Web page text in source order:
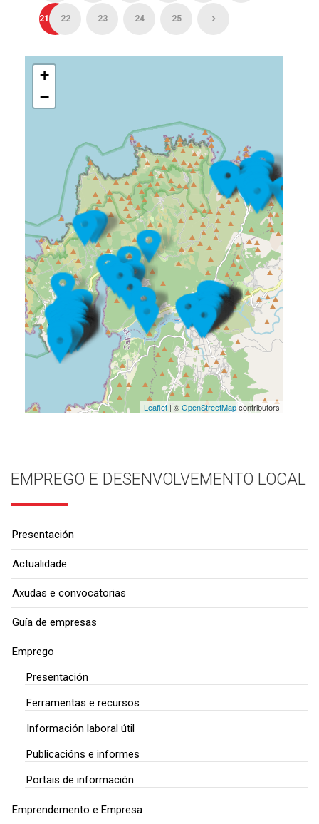
21 22 23 24 25
+
−
Leaflet| ©OpenStreetMapcontributors
EMPREGO E DESENVOLVEMENTO LOCAL
Presentación
Actualidade
Axudas e convocatorias
Guía de empresas
Emprego
Presentación
Ferramentas e recursos
Información laboral útil
Publicacións e informes
Portais de información
Emprendemento e Empresa